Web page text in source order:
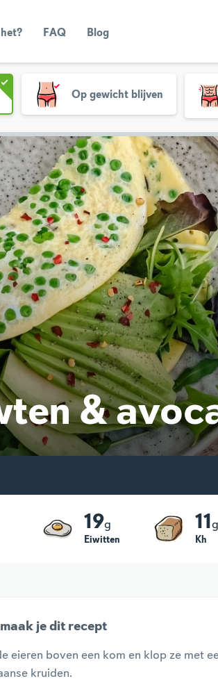
FAQ Blog
Op gewicht blijven
&
19g
Eiwitten
11g
Kh
je dit recept
eieren boven een kom en klop ze met
kruiden.